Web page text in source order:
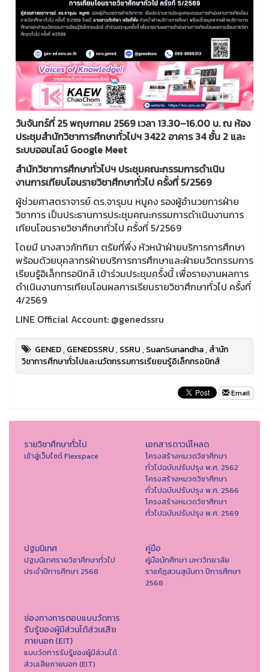
วันจันทร์ที่ 25 พฤษภาคม 2569 เวลา 13.30–16.00 น. ณ ห้อง
ประชุมสำนักวิชาการศึกษาทั่วไปฯ 3422 อาคาร 34 ชั้น 2 และ
ระบบออนไลน์ Google Meet
สำนักวิชาการศึกษาทั่วไปฯ ประชุมคณะกรรมการดำเนิน
งานการเทียบโอนรายวิชาศึกษาทั่วไป ครั้งที่ 5/2569
ผู้ช่วยศาสตราจารย์ ดร.จารุมน หนูคง รองผู้อำนวยการฝ่าย
วิชาการ เป็นประธานการประชุมคณะกรรมการดำเนินงานการ
เทียบโอนรายวิชาศึกษาทั่วไป ครั้งที่ 5/2569
โดยมี นางสาวภัททิยา ตรัยที่พึ่ง หัวหน้าฝ่ายบริการการศึกษา
พร้อมด้วยบุคลากรฝ่ายบริการการศึกษาและฝ่ายนวัตกรรมการ
เรียนรู้อิเล็กทรอนิกส์ เข้าร่วมประชุมครั้งนี้ เพื่อรายงานผลการ
ดำเนินงานการเทียบโอนผลการเรียนรายวิชาศึกษาทั่วไป ครั้งที่
4/2569
LINE Official Account: @genedssru
GENED,GENEDSSRU,SSRU,SuanSunandha,สำนัก
วิชาการศึกษาทั่วไปและนวัตกรรมการเรียยนรู้อิเล็กทรอนิกส์
Email
รายวิชาศึกษาทั่วไป
เข้าสู่เว็บไซต์ Flexspace
เอกสารดาวน์โหลด
โครงสร้างหมวดวิชาศึกษา
ทั่วไปฉบับปรับปรุง พ.ศ. 2562
โครงสร้างหมวดวิชาศึกษา
ทั่วไปฉบับปรับปรุง พ.ศ. 2566
โครงสร้างหมวดวิชาศึกษา
ทั่วไปฉบับปรับปรุง พ.ศ. 2569
ปฐมนิเทศ
ปฐมนิเทศรายวิชาศึกษาทั่วไป
ประจำปีการศึกษา 2568
คู่มือ
คู่มือนักศึกษา มหาวิทยาลัย
ราชภัฏสวนสุนันทา ปีการศึกษา
2568
ช่องทางการตอบแบบวัดการ
รับรู้ของผู้มีส่วนได้ส่วนเสีย
ภายนอก (EIT)
แบบวัดการรับรู้ของผู้มีส่วนได้
ส่วนเสียภายนอก (EIT)